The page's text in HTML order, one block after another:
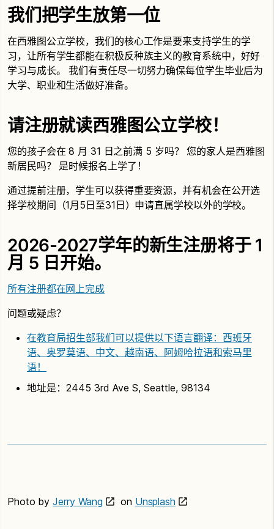
我们把学生放第一位
在西雅图公立学校，我们的核心工作是要来支持学生的学
习，让所有学生都能在积极反种族主义的教育系统中，好好
学习与成长。 我们有责任尽一切努力确保每位学生毕业后为
大学、职业和生活做好准备。
请注册就读西雅图公立学校！
您的孩子会在 8 月 31 日之前满 5 岁吗？ 您的家人是西雅图
新居民吗？ 是时候报名上学了！
通过提前注册，学生可以获得重要资源，并有机会在公开选
择学校期间（1月5日至31日）申请直属学校以外的学校。
2026-2027学年的新生注册将于 1
月 5 日开始。
所有注册都在网上完成
问题或疑虑？
在教育局招生部我们可以提供以下语言翻译：西班牙
语、奥罗莫语、中文、越南语、阿姆哈拉语和索马里
语！
地址是：2445 3rd Ave S, Seattle, 98134
Photo byJerry Wang on Unsplash